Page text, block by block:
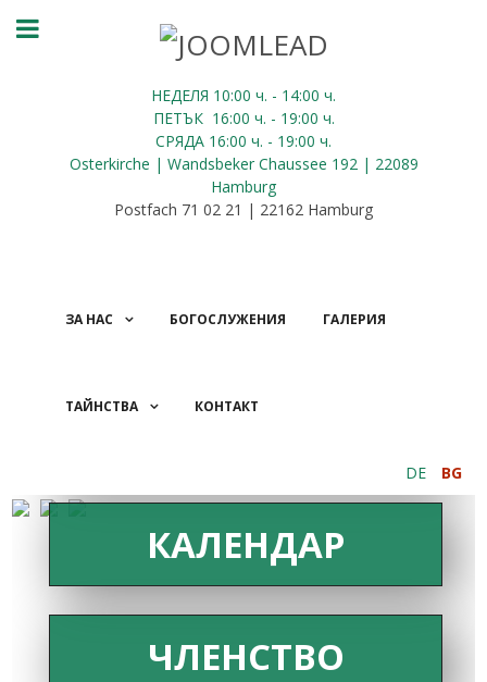
НЕДЕЛЯ 10:00 ч. - 14:00 ч.
ПЕТЪК 16:00 ч. - 19:00 ч.
СРЯДА 16:00 ч. - 19:00 ч.
Osterkirche | Wandsbeker Chaussee 192 | 22089
Hamburg
Postfach 71 02 21 | 22162 Hamburg
ЗА НАС БОГОСЛУЖЕНИЯ ГАЛЕРИЯ
ТАЙНСТВА КОНТАКТ
DE BG
КАЛЕНДАР
ЧЛЕНСТВО